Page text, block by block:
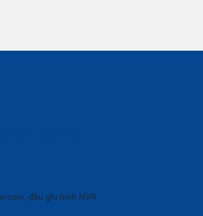
đầu ghi hình NVR